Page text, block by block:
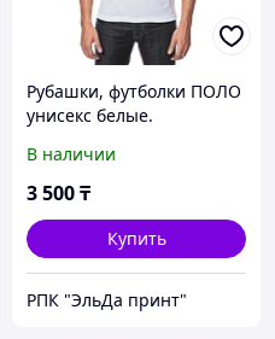
Рубашки, футболки ПОЛО
унисекс белые.
В наличии
3 500₸
Купить
РПК "ЭльДа принт"